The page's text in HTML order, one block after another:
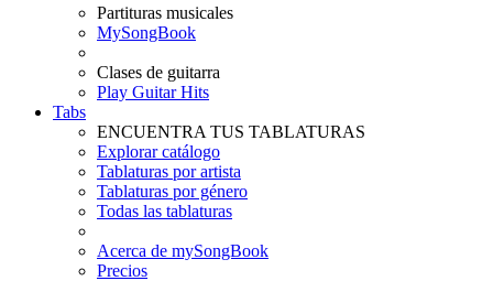
Partituras musicales
MySongBook
Clases de guitarra
Play Guitar Hits
Tabs
ENCUENTRA TUS TABLATURAS
Explorar catálogo
Tablaturas por artista
Tablaturas por género
Todas las tablaturas
Acerca de mySongBook
Precios